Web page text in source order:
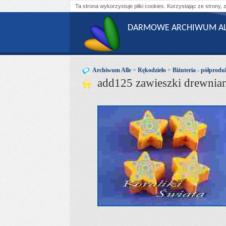
Ta strona wykorzystuje pliki cookies. Korzystając ze strony,
DARMOWE ARCHIWUM
Archiwum Alle > Rękodzieło > Biżuteria -
add125 zawieszki